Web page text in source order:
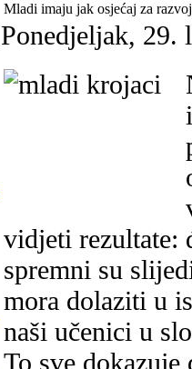
Mladi imaju jak osjećaj za razvoj
Ponedjeljak, 29.
vidjeti rezultate:
spremni su
mora dolaziti u
naši učenici u
To sve